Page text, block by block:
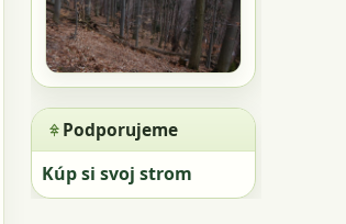
Podporujeme
Kúp si svoj strom